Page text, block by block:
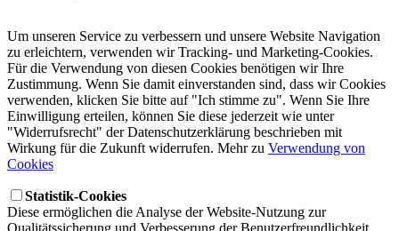
Um unseren Service zu verbessern und unsere Website Navigation
zu erleichtern, verwenden wir Tracking- und Marketing-Cookies.
Für die Verwendung von diesen Cookies benötigen wir Ihre
Zustimmung. Wenn Sie damit einverstanden sind, dass wir Cookies
verwenden, klicken Sie bitte auf "Ich stimme zu". Wenn Sie Ihre
Einwilligung erteilen, können Sie diese jederzeit wie unter
"Widerrufsrecht" der Datenschutzerklärung beschrieben mit
Wirkung für die Zukunft widerrufen. Mehr zu Verwendung von
Cookies
Statistik-Cookies
Diese ermöglichen die Analyse der Website-Nutzung zur
Qualitätssicherung und Verbesserung der Benutzerfreundlichkeit.